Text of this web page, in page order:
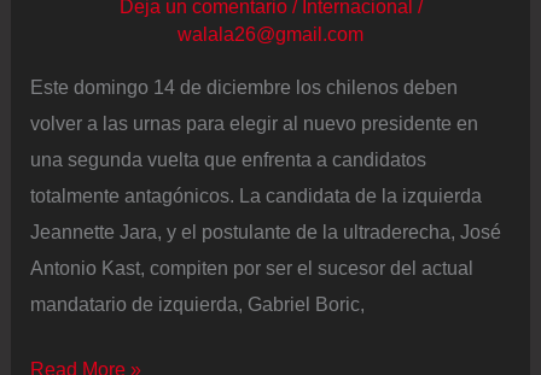
Deja un comentario / Internacional /
walala26@gmail.com
Este domingo 14 de diciembre los chilenos deben
volver a las urnas para elegir al nuevo presidente en
una segunda vuelta que enfrenta a candidatos
totalmente antagónicos. La candidata de la izquierda
Jeannette Jara, y el postulante de la ultraderecha, José
Antonio Kast, compiten por ser el sucesor del actual
mandatario de izquierda, Gabriel Boric,
Elecciones
Read More »